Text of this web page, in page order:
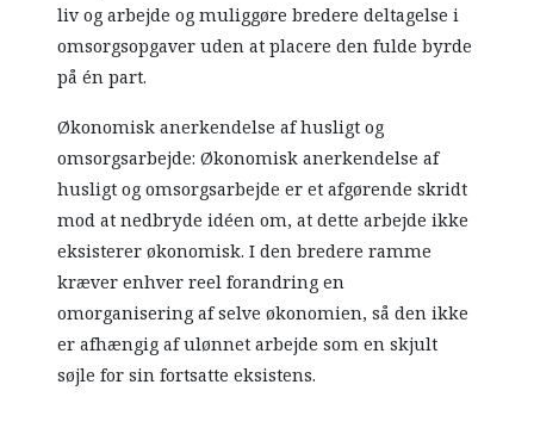
liv og arbejde og muliggøre bredere deltagelse i
omsorgsopgaver uden at placere den fulde byrde
på én part.
Økonomisk anerkendelse af husligt og
omsorgsarbejde: Økonomisk anerkendelse af
husligt og omsorgsarbejde er et afgørende skridt
mod at nedbryde idéen om, at dette arbejde ikke
eksisterer økonomisk. I den bredere ramme
kræver enhver reel forandring en
omorganisering af selve økonomien, så den ikke
er afhængig af ulønnet arbejde som en skjult
søjle for sin fortsatte eksistens.